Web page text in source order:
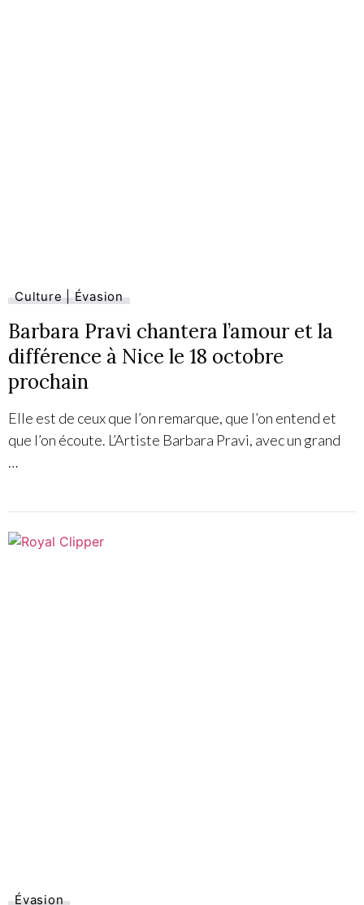
Culture | Évasion
Barbara Pravi chantera l’amour et la
différence à Nice le 18 octobre
prochain
Elle est de ceux que l’on remarque, que l’on entend et
que l’on écoute. L’Artiste Barbara Pravi, avec un grand
…
Évasion